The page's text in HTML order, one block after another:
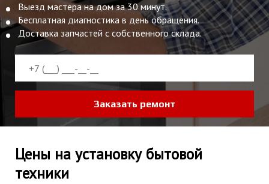
Выезд мастера на дом за 30 минут.
Бесплатная диагностика в день обращения.
Доставка запчастей с собственного склада.
Заказать ремонт
Цены на установку бытовой
техники